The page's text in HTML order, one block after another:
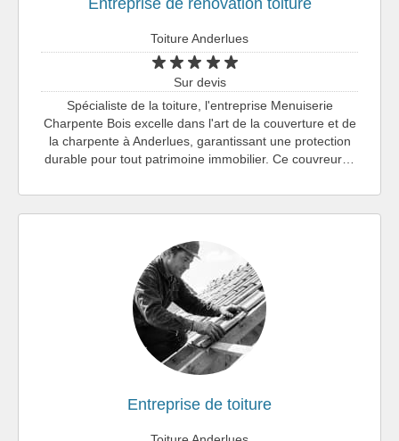
Toiture Anderlues
Sur devis
Spécialiste de la toiture, l'entreprise Menuiserie
Charpente Bois excelle dans l'art de la couverture et de
la charpente à Anderlues, garantissant une protection
durable pour tout patrimoine immobilier. Ce couvreur…
Entreprise de toiture